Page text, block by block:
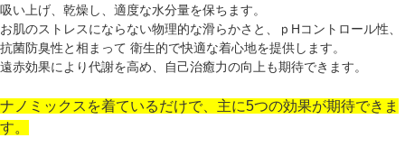
吸い上げ、乾燥し、適度な水分量を保ちます。
お肌のストレスにならない物理的な滑らかさと、ｐHコントロール性、
抗菌防臭性と相まって 衛生的で快適な着心地を提供します。
遠赤効果により代謝を高め、自己治癒力の向上も期待できます。
ナノミックスを着ているだけで、主に5つの効果が期待できま
す。